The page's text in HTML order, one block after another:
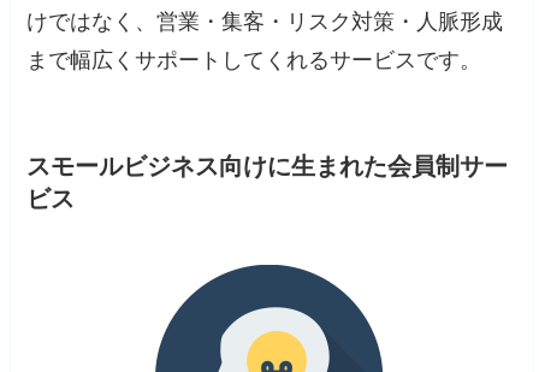
けではなく、営業・集客・リスク対策・人脈形成
まで幅広くサポートしてくれるサービスです。
スモールビジネス向けに生まれた会員制サー
ビス